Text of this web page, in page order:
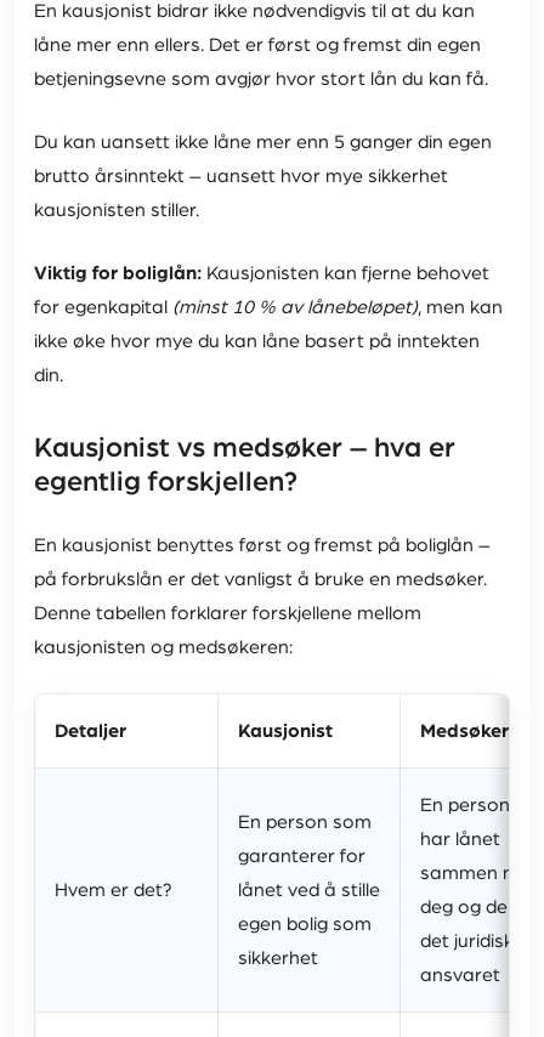
En kausjonist bidrar ikke nødvendigvis til at du kan
låne mer enn ellers. Det er først og fremst din egen
betjeningsevne som avgjør hvor stort lån du kan få.
Du kan uansett ikke låne mer enn 5 ganger din egen
brutto årsinntekt – uansett hvor mye sikkerhet
kausjonisten stiller.
Viktig for boliglån: Kausjonisten kan fjerne behovet
for egenkapital (minst 10 % av lånebeløpet), men kan
ikke øke hvor mye du kan låne basert på inntekten
din.
Kausjonist vs medsøker – hva er
egentlig forskjellen?
En kausjonist benyttes først og fremst på boliglån –
på forbrukslån er det vanligst å bruke en medsøker.
Denne tabellen forklarer forskjellene mellom
kausjonisten og medsøkeren:
Detaljer Kausjonist Medsøker
Hvem er det?
En person som
garanterer for
lånet ved å stille
egen bolig som
sikkerhet
En person
har lånet
sammen med
deg og deler
det juridiske
ansvaret